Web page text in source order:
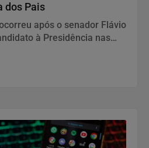
dos Pais
após o senador Flávio
à Presidência nas
assinada pelo pai.